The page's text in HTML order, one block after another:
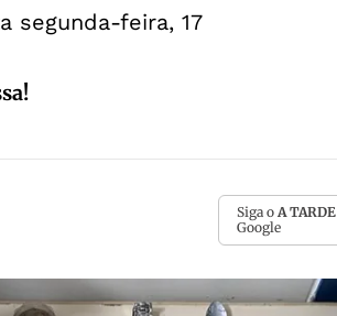
segunda-feira, 17
Siga o A TARDE
Google